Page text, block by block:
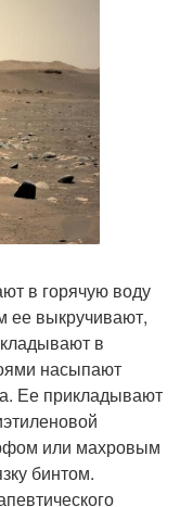
в горячую воду
ее выкручивают,
в
насыпают
Ее прикладывают
или махровым
бинтом.